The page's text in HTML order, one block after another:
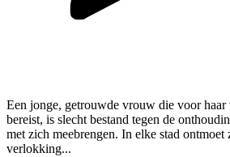
Een jonge, getrouwde vrouw die voor haar
bereist, is slecht bestand tegen de
met zich meebrengen. In elke stad ontmoet
verlokking...